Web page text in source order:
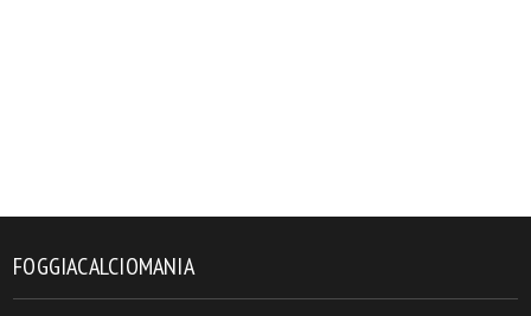
FOGGIACALCIOMANIA